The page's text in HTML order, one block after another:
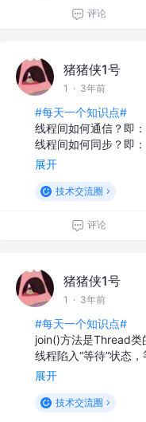
评论
猪猪侠1号
1 · 3年前
#每天一个知识点#
线程间如何通信？即
线程间如何同步？即
展开
技术交流圈
评论
猪猪侠1号
1 · 3年前
#每天一个知识点#
join()⽅法是Thread类
线程陷⼊“等待”状态
展开
技术交流圈